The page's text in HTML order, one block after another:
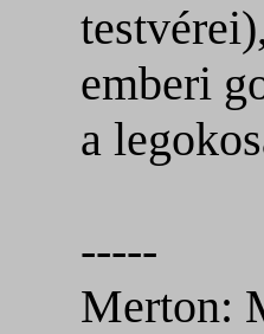
emberi
a
-----
Merton: